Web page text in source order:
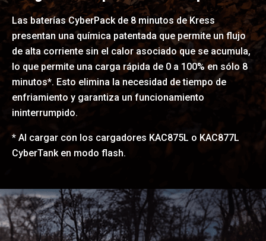
Las baterías CyberPack de 8 minutos de Kress
presentan una química patentada que permite un flujo
de alta corriente sin el calor asociado que se acumula,
lo que permite una carga rápida de 0 a 100% en sólo 8
minutos*. Esto elimina la necesidad de tiempo de
enfriamiento y garantiza un funcionamiento
ininterrumpido.
* Al cargar con los cargadores KAC875L o KAC877L
CyberTank en modo flash.